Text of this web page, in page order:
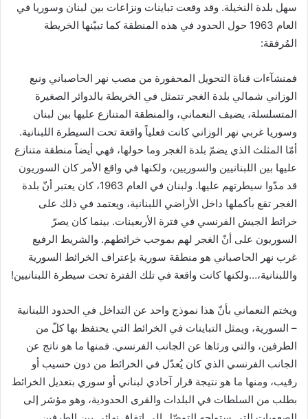
سهل بلدة النخيلة. وقد وقعت تباينات ونزاعات بين لبنان وسوريا في
العام 1963 حول الحدود في هذه المنطقة كما تبيّنها الخريطة
المُرفقة:
فمنشآءات قناة التحويل المحفورة من مصب نهر الحاصباني ونبع
الوزاني شمالي بلدة الغجر تتمثل في الخريطة بالدوائر الصغيرة
المتسلسلة، يضيف النعماني، والمنطقة المتنازع عليها بين لبنان
وسوريا غربي نهر الوزاني كانت فعلياً واقعة تحت السيطرة اللبنانية.
أمّا المثلث الذي يضمّ بلدة الغجر وما حولها، فهي أيضاً منطقة متنازع
عليها بين اللبنانيين والسوريين، ولكنها في واقع الأمر كان السوريون
قد مدّوا سيطرتهم عليها. ولبنان في العام 1963، كان يعتبر أنّ بلدة
الغجر تقع بأكملها داخل الأراضي اللبنانية، ويعتمد في ذلك على
خرائط الجيش الفرنسي في فترة الأربعينات. بينما كان يصرّ
السوريون على أنّ الغجر لهم بموجب خرائطهم. والشريط الرفيع
غرب نهر الحاصباني هو منطقة سورية بإعتراف الخرائط السورية
واللبنانية،…ولكنها كانت واقعة في تلك الفترة تحت سيطرة اللبنانيين!
ويختم النعماني بأنّ هذا نموذج واحد عن التداخل في الحدود اللبنانية
– السورية، ويمثل التباينات في الخرائط التي يحتفظ بها كلّ من
الطرفين، والتي ورثاها عن الجانب الفرنسي. فمنها ما هو ناتج عن
الجانب الفرنسي الذي كان يُعدّل في الخرائط من دون حسيب أو
رقيب، ومنها ما هو نتيجة قرار آحادي لبناني أو سوري بتعديل الخرائط
بطلب من السلطات في البلدات والقرى الحدودية، وهو مؤشر إلى